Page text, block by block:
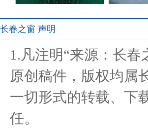
态 亿
共筑未来人居.;启航千亿生
长春之窗 声明
1.凡注明“来源：长
原创稿件，版权均属
一切形式的转载、下
任。